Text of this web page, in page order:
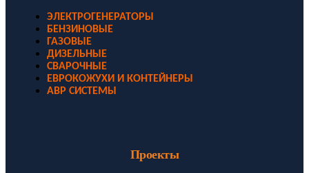
ЭЛЕКТРОГЕНЕРАТОРЫ
БЕНЗИНОВЫЕ
ГАЗОВЫЕ
ДИЗЕЛЬНЫЕ
СВАРОЧНЫЕ
ЕВРОКОЖУХИ И КОНТЕЙНЕРЫ
АВР СИСТЕМЫ
Проекты